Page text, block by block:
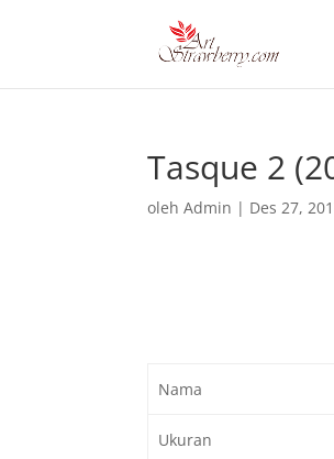
Tasque 2
olehAdmin | Des 27,
Nama
Ukuran